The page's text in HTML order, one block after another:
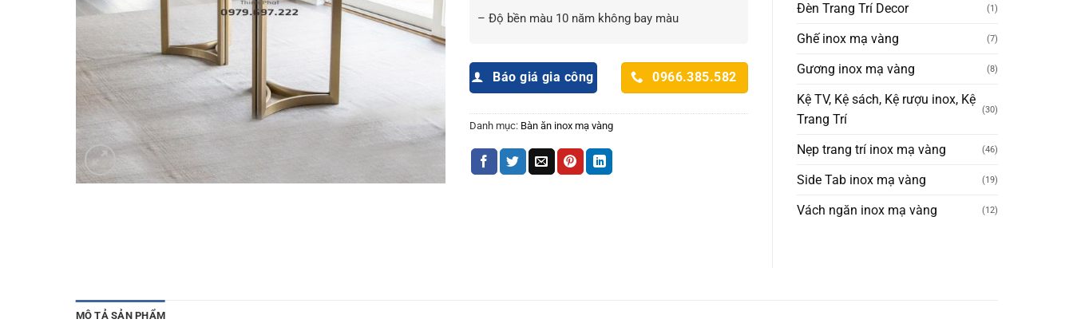
– Độ bền màu 10 năm không bay màu
Báo giá gia công 0966.385.582
Danh mục: Bàn ăn inox mạ vàng
Đèn Trang Trí Decor (1)
Ghế inox mạ vàng (7)
Gương inox mạ vàng (8)
Kệ TV, Kệ sách, Kệ rượu inox, Kệ
Trang Trí
(30)
Nẹp trang trí inox mạ vàng (46)
Side Tab inox mạ vàng (19)
Vách ngăn inox mạ vàng (12)
MÔ TẢ SẢN PHẨM